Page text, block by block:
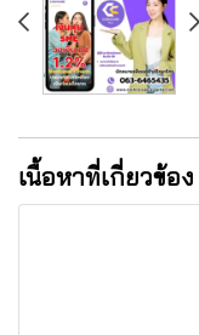
เนื้อหาที่เกี่ยวข้อง